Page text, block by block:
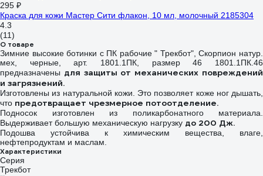
295 ₽
Краска для кожи Мастер Сити флакон, 10 мл, молочный 2185304
4.3
(11)
О товаре
Зимние высокие ботинки с ПК рабочие " Трекбот", Скорпион натур.
мех, черные, арт. 1801.1ПК, размер 46 1801.1ПК.46
предназначены для защиты от механических повреждений
и загрязнений.
Изготовлены из натуральной кожи. Это позволяет коже ног дышать,
что предотвращает чрезмерное потоотделение.
Подносок изготовлен из поликарбонатного материала.
Выдерживает большую механическую нагрузку до 200 Дж.
Подошва устойчива к химическим вещества, влаге,
нефтепродуктам и маслам.
Характеристики
Серия
Трекбот